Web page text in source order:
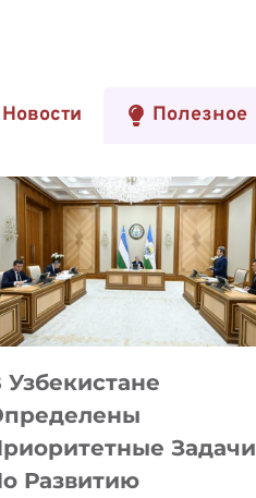
Новости Полезное
Узбекистане
Задачи
Развитию